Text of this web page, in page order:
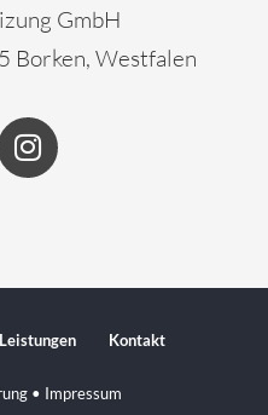
GmbH
Borken, Westfalen
Leistungen Kontakt
• Impressum